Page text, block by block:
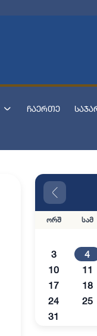
ჩაერთე
ორშ სამ
3
4
10
11
17
18
24
25
31